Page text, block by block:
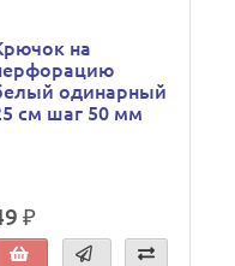
на
одинарный
см шаг 50 мм
₽